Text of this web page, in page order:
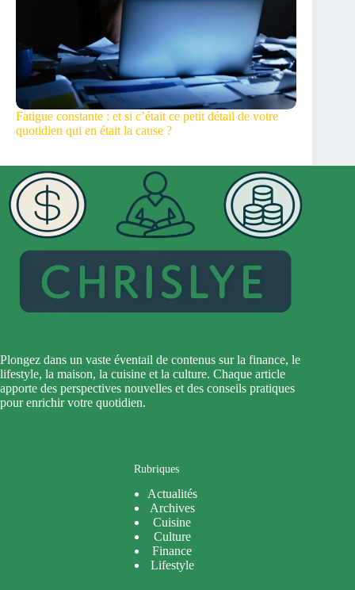
Fatigue constante : et si c’était ce petit détail de votre
quotidien qui en était la cause ?
Plongez dans un vaste éventail de contenus sur la finance, le
lifestyle, la maison, la cuisine et la culture. Chaque article
apporte des perspectives nouvelles et des conseils pratiques
pour enrichir votre quotidien.
Rubriques
Actualités
Archives
Cuisine
Culture
Finance
Lifestyle